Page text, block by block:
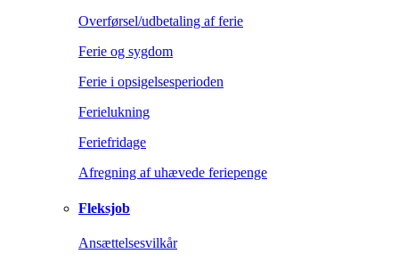
Overførsel/udbetaling af ferie
Ferie og sygdom
Ferie i opsigelsesperioden
Ferielukning
Feriefridage
Afregning af uhævede feriepenge
Fleksjob
Ansættelsesvilkår